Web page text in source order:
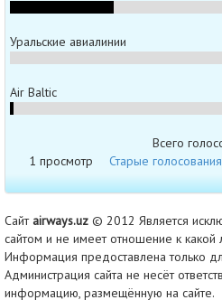
Уральские авиалинии
Air Baltic
Всего
1 просмотр
Старые голосования
Сайтairways.uz © 2012 Является
сайтом и не имеет отношение к какой
Информация предоставлена только
Администрация сайта не несёт
информацию, размещённую на сайте.